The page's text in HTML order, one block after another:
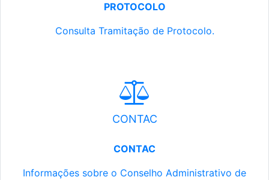
PROTOCOLO
Consulta Tramitação de Protocolo.
CONTAC
CONTAC
Informações sobre o Conselho Administrativo de